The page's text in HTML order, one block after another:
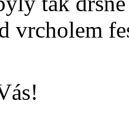
vrcholem